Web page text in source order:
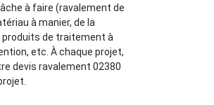
à faire (ravalement de
à manier, de la
produits de traitement à
etc. À chaque projet,
devis ravalement 02380